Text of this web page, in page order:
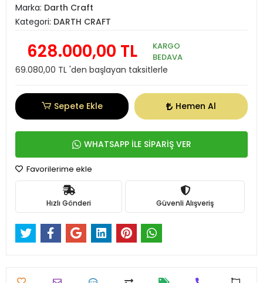
Marka: Darth Craft
Kategori: DARTH CRAFT
628.000,00 TL
KARGO
BEDAVA
69.080,00 TL 'den başlayan taksitlerle
Sepete Ekle Hemen Al
WHATSAPP İLE SİPARİŞ VER
Favorilerime ekle
Hızlı Gönderi Güvenli Alışveriş